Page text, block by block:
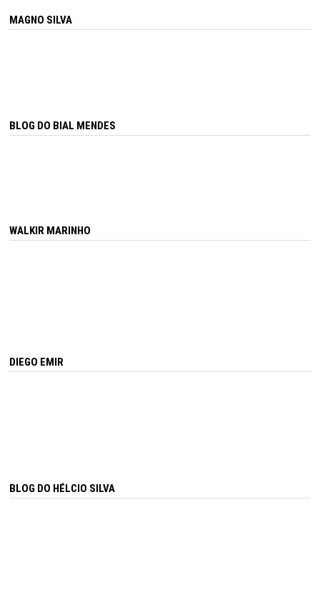
MAGNO SILVA
BLOG DO BIAL MENDES
WALKIR MARINHO
DIEGO EMIR
BLOG DO HÉLCIO SILVA